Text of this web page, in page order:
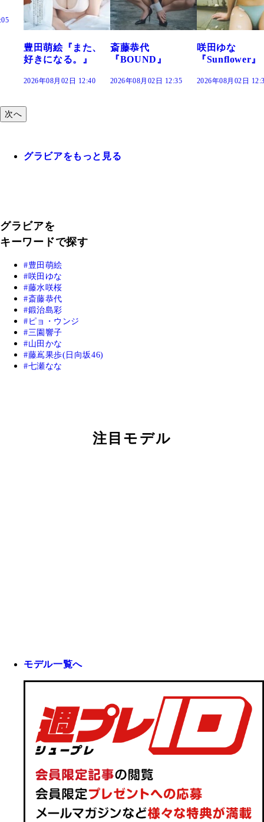
斎藤恭代
『BOUND』
2026年08月02日 12:35
咲田ゆな
『Sunflower』
2026年08月02日 12:30
藤水咲桜『花
だまり』
2026年08月02日
次へ
グラビアをもっと見る
グラビアを
キーワードで探す
豊田萌絵
咲田ゆな
藤水咲桜
斎藤恭代
鍛治島彩
ピョ・ウンジ
三園響子
山田かな
藤嶌果歩(日向坂46)
七瀬なな
注目モデル
モデル一覧へ